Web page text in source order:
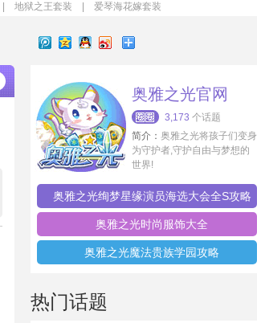
地狱之王套装 爱琴海花嫁套装
奥雅之光官网
3,173 个话题
简介： 奥雅之光将孩子们变身
为守护者,守护自由与梦想的
世界!
奥雅之光绚梦星缘演员海选大会全S攻略
奥雅之光时尚服饰大全
奥雅之光魔法贵族学园攻略
热门话题